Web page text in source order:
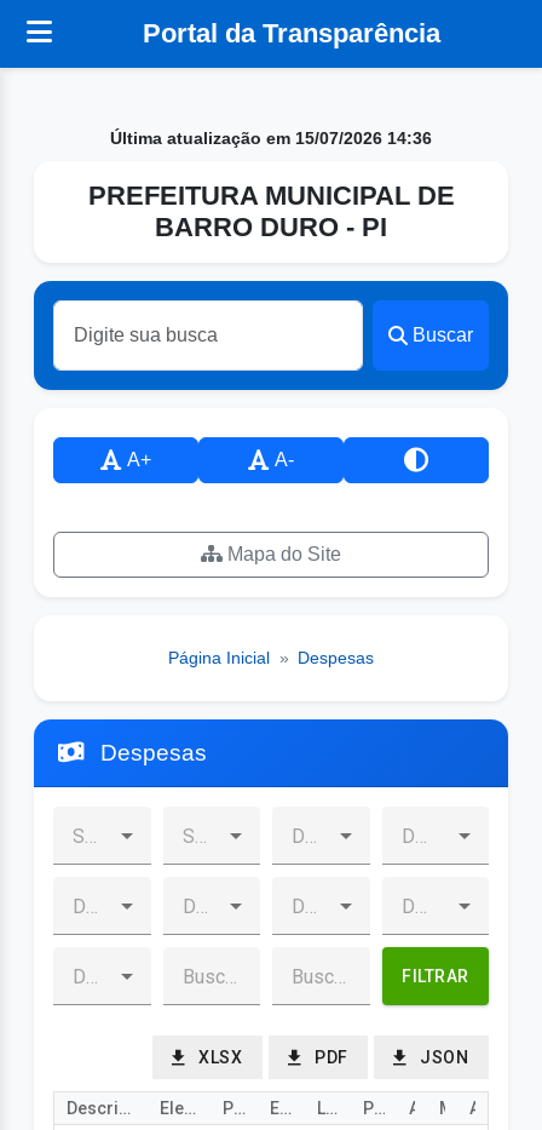
Portal da Transparência
Última atualização em 15/07/2026 14:36
PREFEITURA MUNICIPAL DE
BARRO DURO - PI
Buscar
A+ A-
Mapa do Site
Página Inicial » Despesas
Despesas
FILTRAR
XLSX PDF JSON
Descrição Elemento de despesa Programa Empenho Liquidado Pago